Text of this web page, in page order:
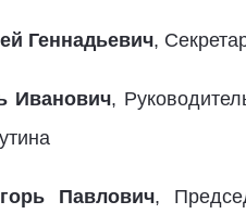
Геннадьевич,
Иванович,
Павлович,